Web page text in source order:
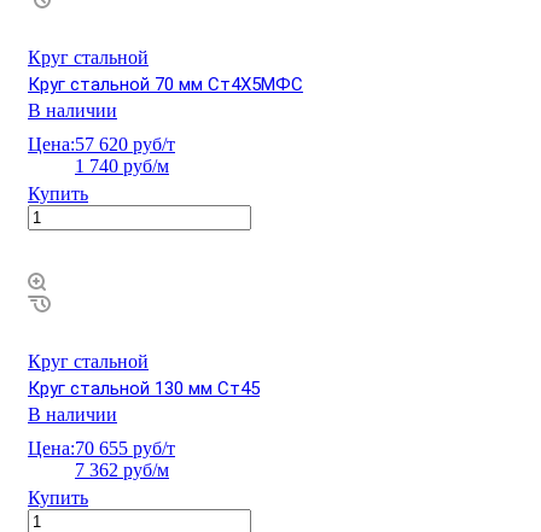
Круг стальной
Круг стальной 70 мм Ст4Х5МФС
В наличии
Цена:57 620 руб/т
1 740 руб/м
Купить
Круг стальной
Круг стальной 130 мм Ст45
В наличии
Цена:70 655 руб/т
7 362 руб/м
Купить